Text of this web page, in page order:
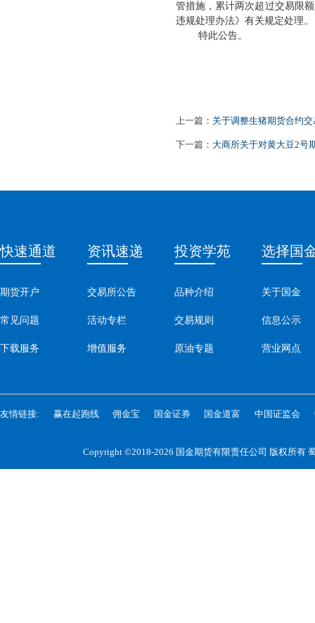
管措施，累计两次超过交易限
违规处理办法》有关规定处理。
特此公告。
上一篇： 关于调整生猪期货合约
下一篇： 大商所关于对黄大豆2号
快速通道
期货开户
常见问题
下载服务
资讯速递
交易所公告
活动专栏
增值服务
投资学苑
品种介绍
交易规则
原油专题
选择国
关于国金
信息公示
营业网点
友情链接: 赢在起跑线 佣金宝 国金证券 国金道富 中国证监会
Copyright ©2018-2026 国金期货有限责任公司 版权所有